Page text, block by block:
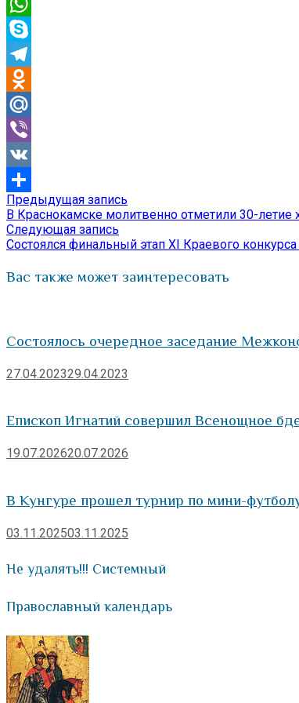
Email
WhatsApp
Skype
Telegram
Odnoklassniki
Mail.Ru
Viber
VK
Отправить
Навигация
по
записям
Предыдущая запись
запись:
В Краснокамске молитвенно отметили 30-
Следующая запись
запись:
Состоялся финальный этап XI Краевого
Вас также может заинтересовать
Состоялось очередное заседание
27.04.202329.04.2023
Епископ Игнатий совершил Всенощное
19.07.202620.07.2026
В Кунгуре прошел турнир по мини-
03.11.202503.11.2025
Не удалять!!! Системный
Православный календарь